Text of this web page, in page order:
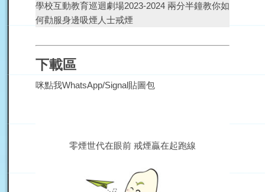
學校互動教育巡迴劇場2023-2024 兩分半鐘教你如
何勸服身邊吸煙人士戒煙
下載區
咪點我WhatsApp/Signal貼圖包
零煙世代在眼前 戒煙贏在起跑線